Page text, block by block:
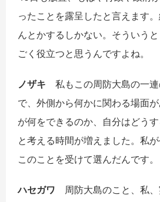
ったことを露呈したと言えます
んとかするしかない。そういう
ごく役立つと思うんですよね。
ノザキ 私もこの周防大島の一
で、外側から何かに関わる場面
が何をできるのか、自分はどう
と考える時間が増えました。私が
このことを受けて選んだんです。
ハセガワ 周防大島のこと、私